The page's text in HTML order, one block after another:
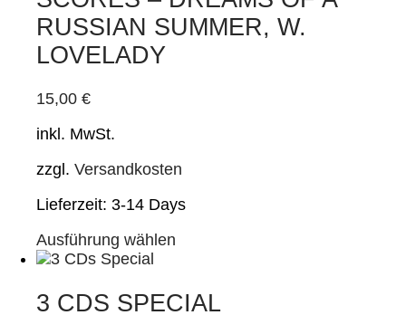
auf.
Die
werden
RUSSIAN SUMMER, W.
LOVELADY
15,00 €
inkl. MwSt.
zzgl. Versandkosten
Lieferzeit: 3-14 Days
Ausführung wählen
mehrere
3 CDS SPECIAL